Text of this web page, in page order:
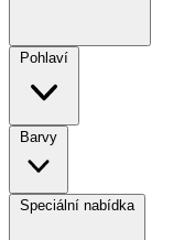
Pohlaví
Barvy
Speciální nabídka